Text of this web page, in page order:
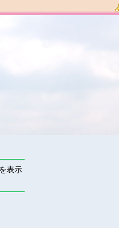
表示